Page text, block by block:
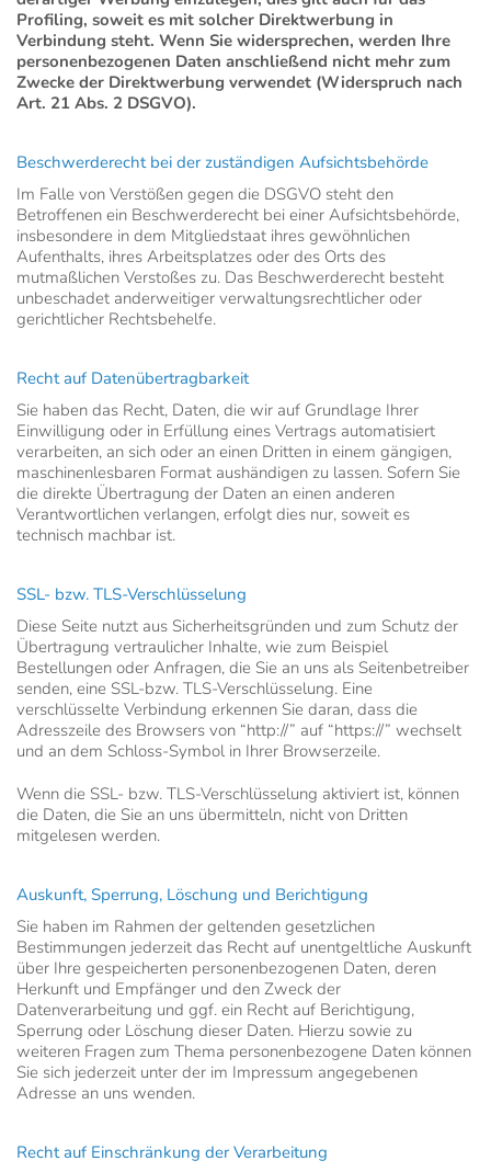
Profiling, soweit es mit solcher Direktwerbung in
Verbindung steht. Wenn Sie widersprechen, werden Ihre
personenbezogenen Daten anschließend nicht mehr zum
Zwecke der Direktwerbung verwendet (Widerspruch nach
Art. 21 Abs. 2 DSGVO).
Beschwerderecht bei der zuständigen Aufsichtsbehörde
Im Falle von Verstößen gegen die DSGVO steht den
Betroffenen ein Beschwerderecht bei einer Aufsichtsbehörde,
insbesondere in dem Mitgliedstaat ihres gewöhnlichen
Aufenthalts, ihres Arbeitsplatzes oder des Orts des
mutmaßlichen Verstoßes zu. Das Beschwerderecht besteht
unbeschadet anderweitiger verwaltungsrechtlicher oder
gerichtlicher Rechtsbehelfe.
Recht auf Datenübertragbarkeit
Sie haben das Recht, Daten, die wir auf Grundlage Ihrer
Einwilligung oder in Erfüllung eines Vertrags automatisiert
verarbeiten, an sich oder an einen Dritten in einem gängigen,
maschinenlesbaren Format aushändigen zu lassen. Sofern Sie
die direkte Übertragung der Daten an einen anderen
Verantwortlichen verlangen, erfolgt dies nur, soweit es
technisch machbar ist.
SSL- bzw. TLS-Verschlüsselung
Diese Seite nutzt aus Sicherheitsgründen und zum Schutz der
Übertragung vertraulicher Inhalte, wie zum Beispiel
Bestellungen oder Anfragen, die Sie an uns als Seitenbetreiber
senden, eine SSL-bzw. TLS-Verschlüsselung. Eine
verschlüsselte Verbindung erkennen Sie daran, dass die
Adresszeile des Browsers von “http://” auf “https://” wechselt
und an dem Schloss-Symbol in Ihrer Browserzeile.
Wenn die SSL- bzw. TLS-Verschlüsselung aktiviert ist, können
die Daten, die Sie an uns übermitteln, nicht von Dritten
mitgelesen werden.
Auskunft, Sperrung, Löschung und Berichtigung
Sie haben im Rahmen der geltenden gesetzlichen
Bestimmungen jederzeit das Recht auf unentgeltliche Auskunft
über Ihre gespeicherten personenbezogenen Daten, deren
Herkunft und Empfänger und den Zweck der
Datenverarbeitung und ggf. ein Recht auf Berichtigung,
Sperrung oder Löschung dieser Daten. Hierzu sowie zu
weiteren Fragen zum Thema personenbezogene Daten können
Sie sich jederzeit unter der im Impressum angegebenen
Adresse an uns wenden.
Recht auf Einschränkung der Verarbeitung